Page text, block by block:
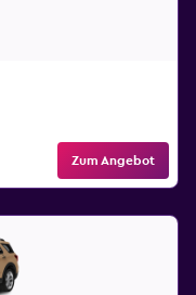
Zum Angebot